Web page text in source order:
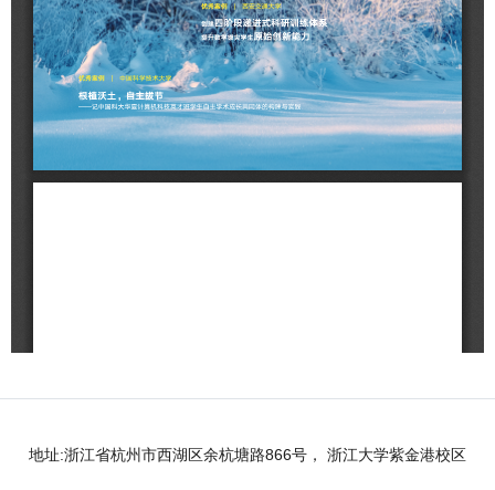
地址:浙江省杭州市西湖区余杭塘路866号， 浙江大学紫金港校区